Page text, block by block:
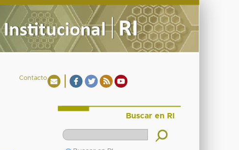
Contacto
Buscar en RI